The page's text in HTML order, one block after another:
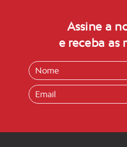
Assine a
e receba as